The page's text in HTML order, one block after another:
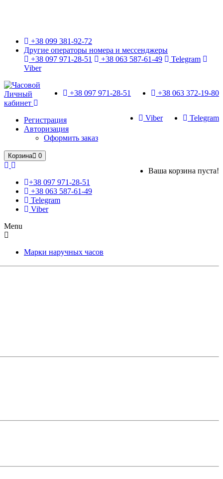
+38 099 381-92-72
Другие операторы номера и мессенджеры
+38 097 971-28-51
+38 063 587-61-49
Telegram
Viber
+38 063 372-19-80
+38 097 971-28-51
Telegram
Viber
Личный
кабинет
Регистрация
Авторизация
Оформить заказ
Корзина 0
Ваша корзина пуста!
+38 097 971-28-51
+38 063 587-61-49
Telegram
Viber
Menu
Марки наручных часов